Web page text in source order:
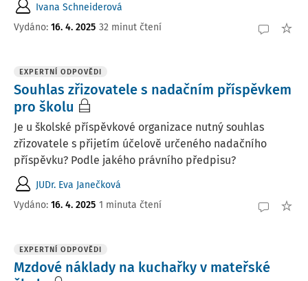
Ivana Schneiderová
Vydáno: 16. 4. 2025 32 minut čtení
EXPERTNÍ ODPOVĚDI
Souhlas zřizovatele s nadačním příspěvkem
pro školu
Je u školské příspěvkové organizace nutný souhlas
zřizovatele s přijetím účelově určeného nadačního
příspěvku? Podle jakého právního předpisu?
JUDr. Eva Janečková
Vydáno: 16. 4. 2025 1 minuta čtení
EXPERTNÍ ODPOVĚDI
Mzdové náklady na kuchařky v mateřské